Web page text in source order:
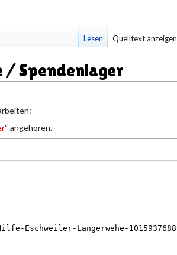
/ Spendenlager
“ angehören.
Lesen Quelltext anzeigen